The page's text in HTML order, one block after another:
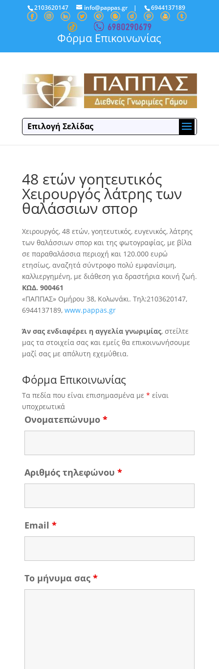
2103620147 info@pappas.gr| 6944137189
Φόρμα Επικοινωνίας
Επιλογή Σελίδας
48 ετών γοητευτικός
Χειρουργός λάτρης των
θαλάσσιων σπορ
Χειρουργός, 48 ετών, γοητευτικός, ευγενικός, λάτρης
των θαλάσσιων σπορ και της φωτογραφίας, με βίλα
σε παραθαλάσσια περιοχή και 120.000 ευρώ
ετησίως, αναζητά σύντροφο πολύ εμφανίσιμη,
καλλιεργημένη, με διάθεση για δραστήρια κοινή ζωή.
ΚΩΔ. 900461
«ΠΑΠΠΑΣ» Ομήρου 38, Κολωνάκι. Τηλ:2103620147,
6944137189, www.pappas.gr
Άν σας ενδιαφέρει η αγγελία γνωριμίας, στείλτε
μας τα στοιχεία σας και εμείς θα επικοινωνήσουμε
μαζί σας με απόλυτη εχεμύθεια.
Φόρμα Επικοινωνίας
Τα πεδία που είναι επισημασμένα με * είναι
υποχρεωτικά
Ονοματεπώνυμο *
Αριθμός τηλεφώνου *
Email *
Το μήνυμα σας *